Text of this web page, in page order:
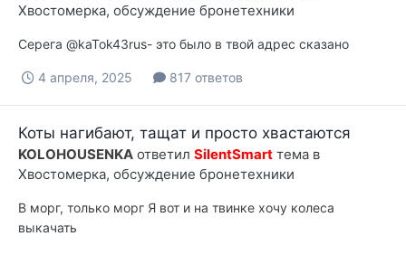
Хвостомерка, обсуждение бронетехники
Серега @kaTok43rus- это было в твой адрес сказано
4 апреля, 2025 817 ответов
Коты нагибают, тащат и просто хвастаются
KOLOHOUSENKA ответил SilentSmart тема в
Хвостомерка, обсуждение бронетехники
В морг, только морг Я вот и на твинке хочу колеса
выкачать